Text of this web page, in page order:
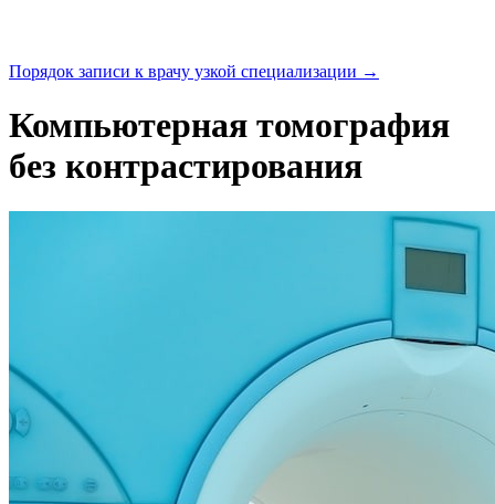
Порядок записи к врачу узкой специализации →
Компьютерная томография
без контрастирования